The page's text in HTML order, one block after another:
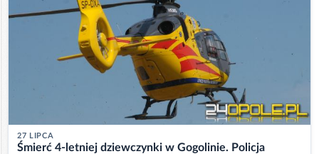
27 LIPCA
Śmierć 4-letniej dziewczynki w Gogolinie. Policja